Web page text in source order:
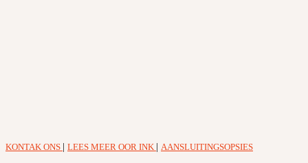
KONTAK ONS | LEES MEER OOR INK | AANSLUITINGSOPSIES